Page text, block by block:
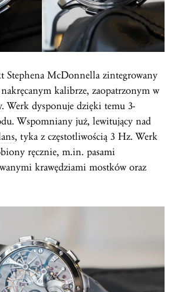
Stephena McDonnella zintegrowany
kalibrze, zaopatrzonym w
Werk dysponuje dzięki temu 3-
Wspomniany już, lewitujący nad
, tyka z częstotliwością 3 Hz. Werk
ręcznie, m.in. pasami
krawędziami mostków oraz